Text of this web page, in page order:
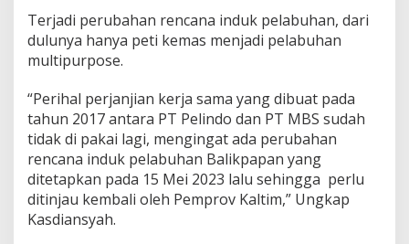
d
i
s
y
a
h
:
K
o
n
Terjadi perubahan rencana induk pelabuhan, dari
dulunya hanya peti kemas menjadi pelabuhan
multipurpose.
“Perihal perjanjian kerja sama yang dibuat pada
tahun 2017 antara PT Pelindo dan PT MBS sudah
tidak di pakai lagi, mengingat ada perubahan
rencana induk pelabuhan Balikpapan yang
ditetapkan pada 15 Mei 2023 lalu sehingga perlu
ditinjau kembali oleh Pemprov Kaltim,” Ungkap
Kasdiansyah.